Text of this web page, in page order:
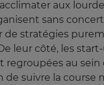
aux
sans
de stratégies
leur côté, les
regroupées au sein
de suivre la course